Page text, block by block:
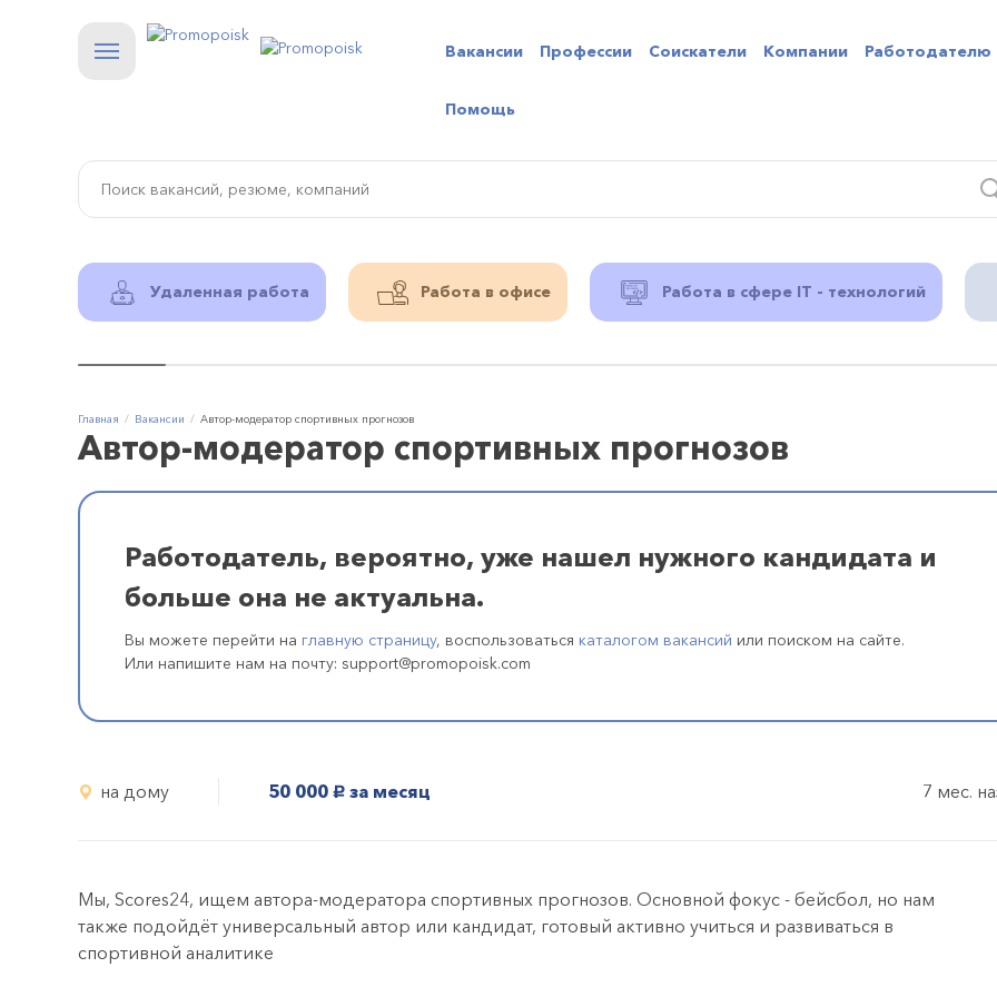
Вакансии Профессии Соискатели Компании Работодателю
Помощь
Удаленная работа Работа в офисе Работа в сфере IT - технологий
Главная Вакансии Автор-модератор спортивных прогнозов
Автор-модератор спортивных прогнозов
Работодатель, вероятно, уже нашел нужного кандидата и
больше она не актуальна.
Вы можете перейти на главную страницу, воспользоваться каталогом вакансий или поиском на сайте.
Или напишите нам на почту: support@promopoisk.com
на дому 50 000 руб. за месяц 7 мес.
Мы, Scores24, ищем автора-модератора спортивных прогнозов. Основной фокус - бейсбол, но нам
также подойдёт универсальный автор или кандидат, готовый активно учиться и развиваться в
спортивной аналитике